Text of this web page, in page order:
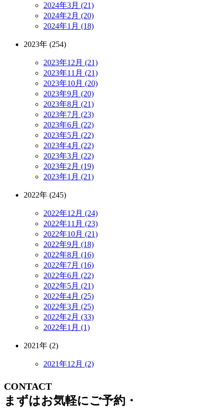
2024年3月 (21)
2024年2月 (20)
2024年1月 (18)
2023年 (254)
2023年12月 (21)
2023年11月 (21)
2023年10月 (20)
2023年9月 (20)
2023年8月 (21)
2023年7月 (23)
2023年6月 (22)
2023年5月 (22)
2023年4月 (22)
2023年3月 (22)
2023年2月 (19)
2023年1月 (21)
2022年 (245)
2022年12月 (24)
2022年11月 (23)
2022年10月 (21)
2022年9月 (18)
2022年8月 (16)
2022年7月 (16)
2022年6月 (22)
2022年5月 (21)
2022年4月 (25)
2022年3月 (25)
2022年2月 (33)
2022年1月 (1)
2021年 (2)
2021年12月 (2)
CONTACT
まずはお気軽にご予約・